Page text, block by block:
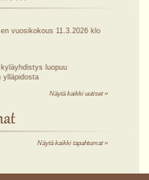
vuosikokous 11.3.2026 klo
luopuu
ylläpidosta
Näytä kaikki uutiset »
Näytä kaikki tapahtumat »